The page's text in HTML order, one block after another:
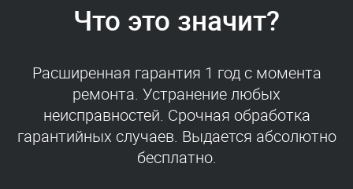
Что это значит?
Расширенная гарантия 1 год с момента
ремонта. Устранение любых
неисправностей. Срочная обработка
гарантийных случаев. Выдается абсолютно
бесплатно.